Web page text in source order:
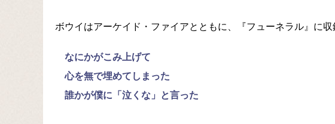
ボウイはアーケイド・ファイアとともに、『フューネラル』に
なにかがこみ上げて
心を無で埋めてしまった
誰かが僕に「泣くな」と言った